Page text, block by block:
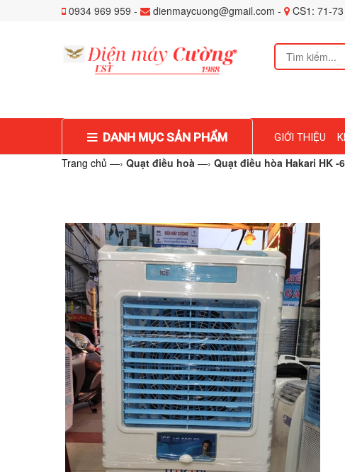
0934 969 959 - dienmaycuong@gmail.com - CS1: 71-
DANH MỤC SẢN PHẨM GIỚI THIỆU
Trang chủ —› Quạt điều hoà —› Quạt điều hòa Hakari HK -